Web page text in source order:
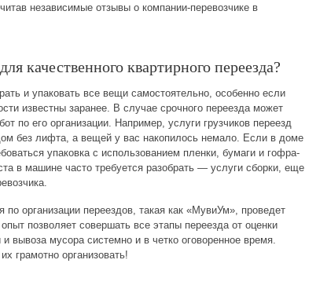
независимые отзывы о компании-перевозчике в
качественного квартирного переезда?
и упаковать все вещи самостоятельно, особенно если
известны заранее. В случае срочного переезда может
по его организации. Например, услуги грузчиков переезд
без лифта, а вещей у вас накопилось немало. Если в доме
упаковка с использованием пленки, бумаги и гофра-
в машине часто требуется разобрать — услуги сборки, еще
по организации переездов, такая как «МувиУм», проведет
позволяет совершать все этапы переезда от оценки
вывоза мусора системно и в четко оговоренное время.
грамотно организовать!